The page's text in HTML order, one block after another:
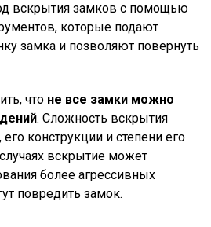
вскрытия замков с помощью
которые подают
замка и позволяют повернуть
что не все замки можно
. Сложность вскрытия
его конструкции и степени его
вскрытие может
более агрессивных
повредить замок.